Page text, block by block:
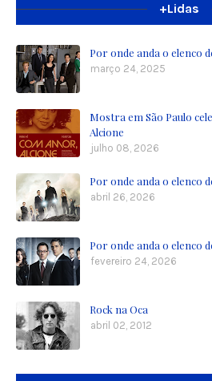
+Lidas
Por onde anda o elenco
março 24, 2025
Mostra em São Paulo
Alcione
julho 08, 2026
Por onde anda o elenco
abril 26, 2026
Por onde anda o elenco
fevereiro 24, 2026
Rock na Oca
abril 02, 2012